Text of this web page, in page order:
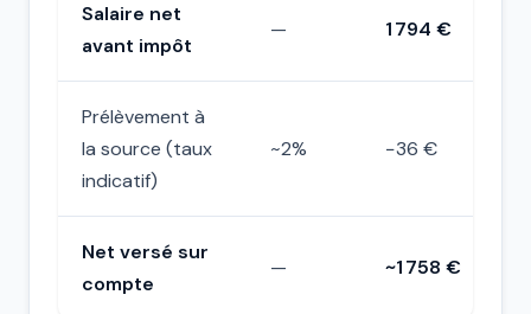
Salaire net
avant impôt
— 1 794 €
Prélèvement à
la source (taux
indicatif)
~2% −36 €
Net versé sur
compte
— ~1 758 €